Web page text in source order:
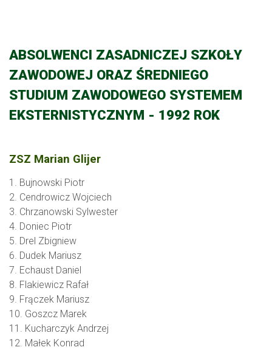
ABSOLWENCI ZASADNICZEJ SZKOŁY
ZAWODOWEJ ORAZ ŚREDNIEGO
STUDIUM ZAWODOWEGO SYSTEMEM
EKSTERNISTYCZNYM - 1992 ROK
ZSZ Marian Glijer
1. Bujnowski Piotr
2. Cendrowicz Wojciech
3. Chrzanowski Sylwester
4. Doniec Piotr
5. Drel Zbigniew
6. Dudek Mariusz
7. Echaust Daniel
8. Flakiewicz Rafał
9. Frączek Mariusz
10. Goszcz Marek
11. Kucharczyk Andrzej
12. Małek Konrad